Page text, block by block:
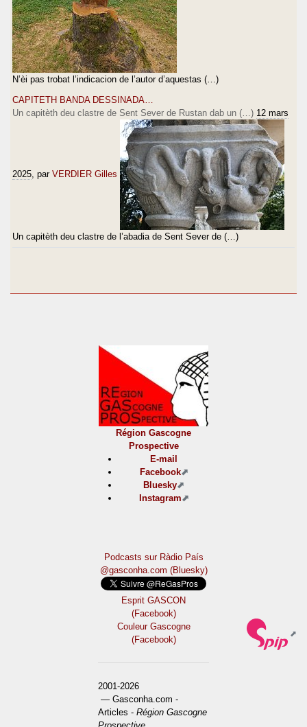
N’èi pas trobat l’indicacion de l’autor d’aquestas (…)
CAPITETH BANDA DESSINADA…
Un capitèth deu clastre de Sent Sever de Rustan dab un (…) 12 mars
2025 , par VERDIER Gilles
Un capitèth deu clastre de l’abadia de Sent Sever de (…)
Région Gascogne
Prospective
E-mail
Facebook
Bluesky
Instagram
Podcasts sur Ràdio País
@gasconha.com (Bluesky)
Esprit GASCON
(Facebook)
Couleur Gascogne
(Facebook)
2001-2026
— Gasconha.com -
Articles -Région Gascogne